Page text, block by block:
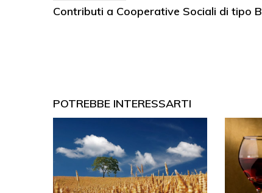
Contributi a Cooperative Sociali di tipo B
POTREBBE INTERESSARTI